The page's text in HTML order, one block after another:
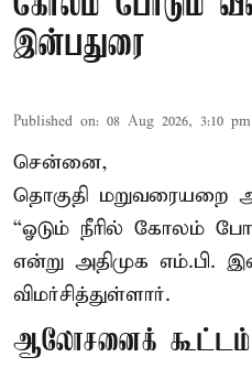
இன்பதுரை
Published on: 08 Aug 2026, 3:10 pm
சென்னை,
தொகுதி
“ஓடும் நீரில் கோலம்
என்று அதிமுக எம்.பி.
விமர்சித்துள்ளார்.
ஆலோசனைக் கூட்டம்